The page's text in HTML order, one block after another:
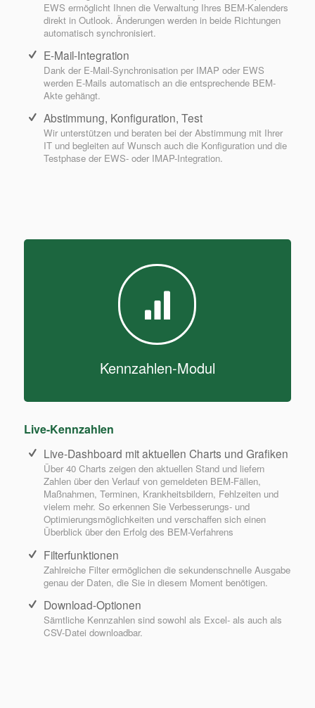
EWS ermöglicht Ihnen die Verwaltung Ihres BEM-Kalenders
direkt in Outlook. Änderungen werden in beide Richtungen
automatisch synchronisiert.
E-Mail-Integration
Dank der E-Mail-Synchronisation per IMAP oder EWS
werden E-Mails automatisch an die entsprechende BEM-
Akte gehängt.
Abstimmung, Konfiguration, Test
Wir unterstützen und beraten bei der Abstimmung mit Ihrer
IT und begleiten auf Wunsch auch die Konfiguration und die
Testphase der EWS- oder IMAP-Integration.
Kennzahlen-Modul
Live-Kennzahlen
Live-Dashboard mit aktuellen Charts und Grafiken
Über 40 Charts zeigen den aktuellen Stand und liefern
Zahlen über den Verlauf von gemeldeten BEM-Fällen,
Maßnahmen, Terminen, Krankheitsbildern, Fehlzeiten und
vielem mehr. So erkennen Sie Verbesserungs- und
Optimierungsmöglichkeiten und verschaffen sich einen
Überblick über den Erfolg des BEM-Verfahrens
Filterfunktionen
Zahlreiche Filter ermöglichen die sekundenschnelle Ausgabe
genau der Daten, die Sie in diesem Moment benötigen.
Download-Optionen
Sämtliche Kennzahlen sind sowohl als Excel- als auch als
CSV-Datei downloadbar.